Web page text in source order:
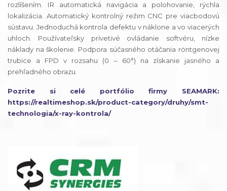
rozlíšením. IR automatická navigácia a polohovanie, rýchla
lokalizácia. Automatický kontrolný režim CNC pre viacbodovú
sústavu. Jednoduchá kontrola defektu v náklone a vo viacerých
uhloch. Používateľsky prívetivé ovládanie softvéru, nízke
náklady na školenie. Podpora súčasného otáčania röntgenovej
trubice a FPD v rozsahu (0 – 60°) na získanie jasného a
prehľadného obrazu.
Pozrite si celé portfólio firmy SEAMARK:
https://realtimeshop.sk/product-category/druhy/smt-
technologia/x-ray-kontrola/